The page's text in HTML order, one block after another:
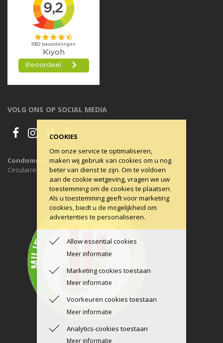
VOLG ONS OP SOCIAL MEDIA
Condomerie is 100% CO2-neutraal, al sinds 2011
Circulaire Economie ons uitgangspunt.
COOKIES
Om onze service te optimaliseren,
maken wij gebruik van cookies om u nog
beter van dienst te zijn. Om te voldoen
aan de cookie wetgeving, vragen we uw
toestemming om de cookies te plaatsen.
Als u toestemming geeft voor marketing
cookies, biedt u de mogelijkheid om
advertenties te personaliseren.
Allow essential cookies
Meer informatie
Marketing cookies toestaan
Meer informatie
Voorkeuren cookies toestaan
Meer informatie
Analytics-cookies toestaan
Meer informatie